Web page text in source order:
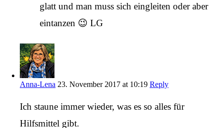
glatt und man muss sich eingleiten oder aber
eintanzen 😉 LG
Anna-Lena 23. November 2017 at 10:19 Reply
Ich staune immer wieder, was es so alles für
Hilfsmittel gibt.